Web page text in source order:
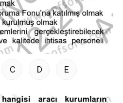
C D E